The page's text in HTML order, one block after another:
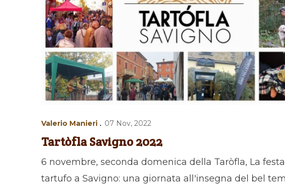
Valerio Manieri 07 Nov, 2022
Tartòfla Savigno 2022
6 novembre, seconda domenica della Taròfla, La festa
tartufo a Savigno: una giornata all'insegna del bel